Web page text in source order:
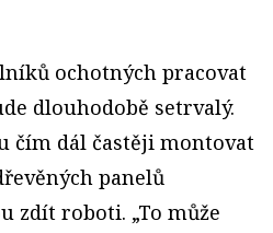
ochotných pracovat
dlouhodobě setrvalý.
čím dál častěji montovat
panelů
zdít roboti. „To může